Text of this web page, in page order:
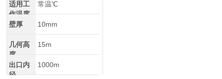
适用工
作温度
常温℃
壁厚 10mm
几何高
度
15m
出口内
径
1000m